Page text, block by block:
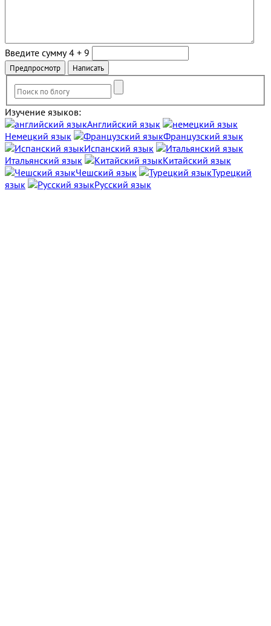
Введите сумму 4 + 9
Изучение языков:
Английский язык
Немецкий язык
Французский язык
Испанский язык
Итальянский язык
Китайский язык
Чешский язык
Турецкий
язык
Русский язык